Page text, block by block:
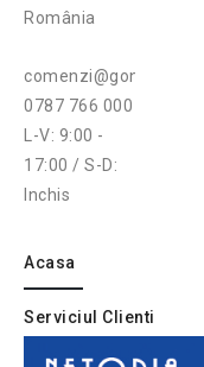
România
comenzi@gonga.ro
0787 766 000
L-V: 9:00 -
17:00 / S-D:
Inchis
Acasa
Serviciul Clienti